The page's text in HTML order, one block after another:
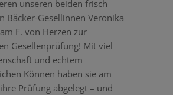
unseren beiden frisch
Bäcker-Gesellinnen Veronika
F. von Herzen zur
Gesellenprüfung! Mit viel
und echtem
Können haben sie am
Prüfung abgelegt – und